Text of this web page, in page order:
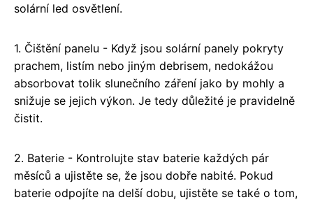
solární led osvětlení.
1. Čištění panelu - Když jsou solární panely pokryty
prachem, listím nebo jiným debrisem, nedokážou
absorbovat tolik slunečního záření jako by mohly a
snižuje se jejich výkon. Je tedy důležité je pravidelně
čistit.
2. Baterie - Kontrolujte stav baterie každých pár
měsíců a ujistěte se, že jsou dobře nabité. Pokud
baterie odpojíte na delší dobu, ujistěte se také o tom,